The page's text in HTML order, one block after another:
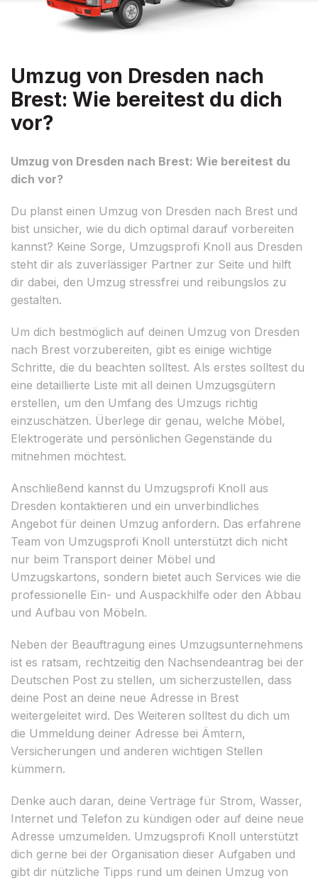
Umzug von Dresden nach
Brest: Wie bereitest du dich
vor?
Umzug von Dresden nach Brest: Wie bereitest du
dich vor?
Du planst einen Umzug von Dresden nach Brest und
bist unsicher, wie du dich optimal darauf vorbereiten
kannst? Keine Sorge, Umzugsprofi Knoll aus Dresden
steht dir als zuverlässiger Partner zur Seite und hilft
dir dabei, den Umzug stressfrei und reibungslos zu
gestalten.
Um dich bestmöglich auf deinen Umzug von Dresden
nach Brest vorzubereiten, gibt es einige wichtige
Schritte, die du beachten solltest. Als erstes solltest du
eine detaillierte Liste mit all deinen Umzugsgütern
erstellen, um den Umfang des Umzugs richtig
einzuschätzen. Überlege dir genau, welche Möbel,
Elektrogeräte und persönlichen Gegenstände du
mitnehmen möchtest.
Anschließend kannst du Umzugsprofi Knoll aus
Dresden kontaktieren und ein unverbindliches
Angebot für deinen Umzug anfordern. Das erfahrene
Team von Umzugsprofi Knoll unterstützt dich nicht
nur beim Transport deiner Möbel und
Umzugskartons, sondern bietet auch Services wie die
professionelle Ein- und Auspackhilfe oder den Abbau
und Aufbau von Möbeln.
Neben der Beauftragung eines Umzugsunternehmens
ist es ratsam, rechtzeitig den Nachsendeantrag bei der
Deutschen Post zu stellen, um sicherzustellen, dass
deine Post an deine neue Adresse in Brest
weitergeleitet wird. Des Weiteren solltest du dich um
die Ummeldung deiner Adresse bei Ämtern,
Versicherungen und anderen wichtigen Stellen
kümmern.
Denke auch daran, deine Verträge für Strom, Wasser,
Internet und Telefon zu kündigen oder auf deine neue
Adresse umzumelden. Umzugsprofi Knoll unterstützt
dich gerne bei der Organisation dieser Aufgaben und
gibt dir nützliche Tipps rund um deinen Umzug von